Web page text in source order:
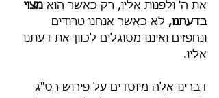
את ה' ולפנות אליו, רק כאשר הוא מצוי
בדעתנו, לא כאשר אנחנו טרודים
ונחפזים ואיננו מסוגלים לכוון את דעתנו
אליו.
דברינו אלה מיוסדים על פירוש רס"ג